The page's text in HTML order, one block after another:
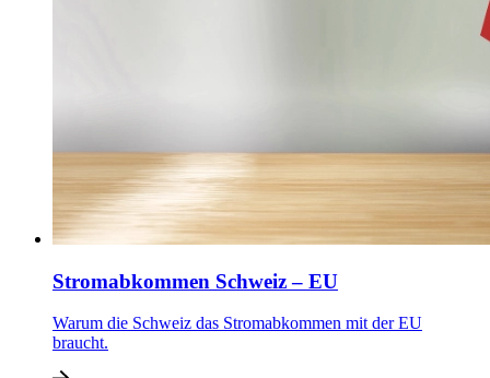
Stromabkommen Schweiz – EU
Warum die Schweiz das Stromabkommen mit der EU
braucht.